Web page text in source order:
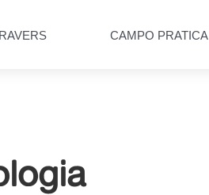
CAMPO PRATICA